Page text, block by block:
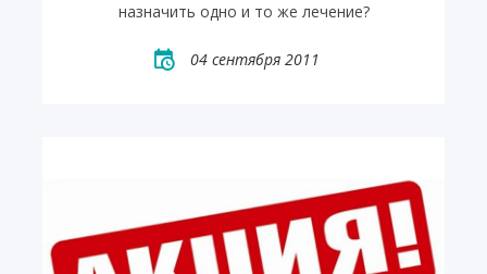
назначить одно и то же лечение?
04 сентября 2011